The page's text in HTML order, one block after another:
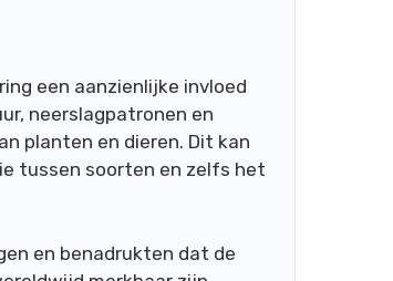
een aanzienlijke invloed
neerslagpatronen en
planten en dieren. Dit kan
tussen soorten en zelfs het
en benadrukten dat de